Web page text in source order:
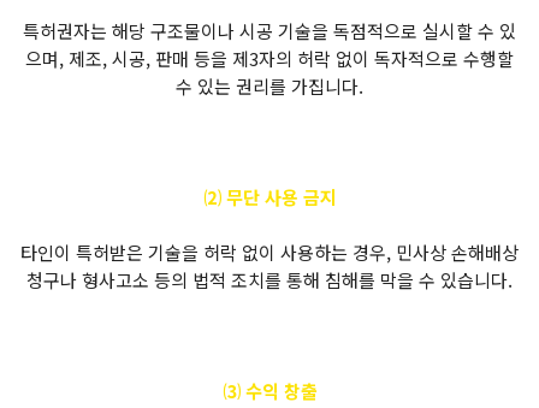
특허권자는 해당 구조물이나 시공 기술을 독점적으로 실시할 수 있
으며, 제조, 시공, 판매 등을 제3자의 허락 없이 독자적으로 수행할
수 있는 권리를 가집니다.
⑵ 무단 사용 금지
타인이 특허받은 기술을 허락 없이 사용하는 경우, 민사상 손해배상
청구나 형사고소 등의 법적 조치를 통해 침해를 막을 수 있습니다.
⑶ 수익 창출